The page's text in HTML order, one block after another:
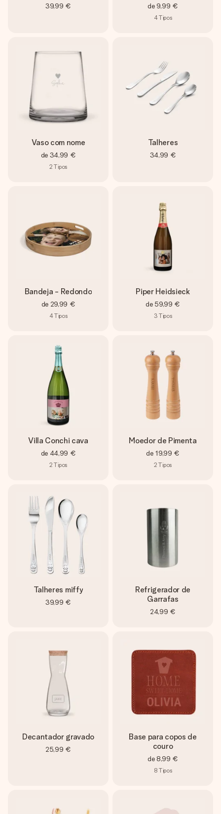
39,99 € de 9,99 €
4Tipos
Vaso com nome
de 34,99 €
2 Tipos
Talheres
34,99 €
Bandeja - Redondo
de 29,99 €
4Tipos
Piper Heidsieck
de 59,99 €
3 Tipos
Villa Conchi cava
de 44,99 €
2 Tipos
Moedor de Pimenta
de 19,99 €
2 Tipos
Talheres miffy
39,99 €
Refrigerador de
Garrafas
24,99 €
Decantador gravado
25,99 €
Base para copos de
couro
de 8,99 €
8 Tipos